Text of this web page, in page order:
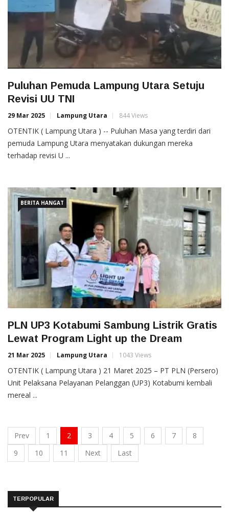
Puluhan Pemuda Lampung Utara Setuju
Revisi UU TNI
29 Mar 2025 Lampung Utara 844 Views
OTENTIK ( Lampung Utara ) -- Puluhan Masa yang terdiri dari
pemuda Lampung Utara menyatakan dukungan mereka
terhadap revisi U ...
BERITA HANGAT
PLN UP3 Kotabumi Sambung Listrik Gratis
Lewat Program Light up the Dream
21 Mar 2025 Lampung Utara 1043 Views
OTENTIK ( Lampung Utara ) 21 Maret 2025 – PT PLN (Persero)
Unit Pelaksana Pelayanan Pelanggan (UP3) Kotabumi kembali
mereal ...
Prev 1 2 3 4 5 6 7
8
9
10 11 Next Last
TERPOPULAR